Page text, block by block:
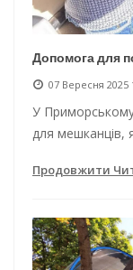
Допомога для
07 Вересня 2025
У
для мешканців,
Продовжити